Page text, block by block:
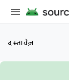
दस्तावेज़